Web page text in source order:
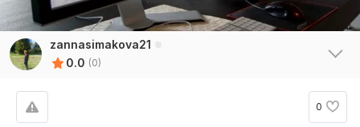
zannasimakova21
0.0 (0)
0